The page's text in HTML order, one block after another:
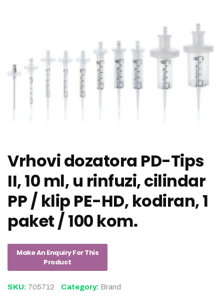
Vrhovi dozatora PD-Tips
II, 10 ml, u rinfuzi, cilindar
PP / klip PE-HD, kodiran, 1
paket / 100 kom.
SKU: 705712 Category: Brand